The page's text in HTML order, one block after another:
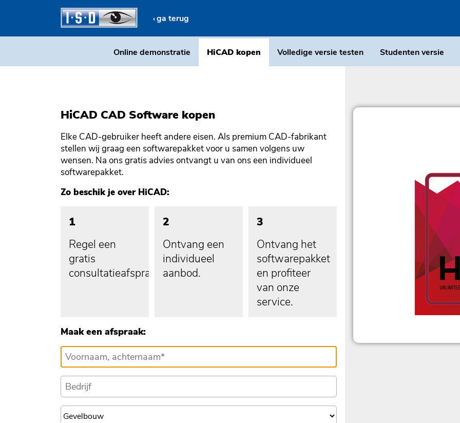
ga terug
Online demonstratie HiCAD kopen Volledige versie testen Studenten versie
HiCAD CAD Software kopen
Elke CAD-gebruiker heeft andere eisen. Als premium CAD-fabrikant
stellen wij graag een softwarepakket voor u samen volgens uw
wensen. Na ons gratis advies ontvangt u van ons een individueel
softwarepakket.
Zo beschik je over HiCAD:
1
Regel een
gratis
consultatieafspraak.
2
Ontvang een
individueel
aanbod.
3
Ontvang het
softwarepakket
en profiteer
van onze
service.
Maak een afspraak: